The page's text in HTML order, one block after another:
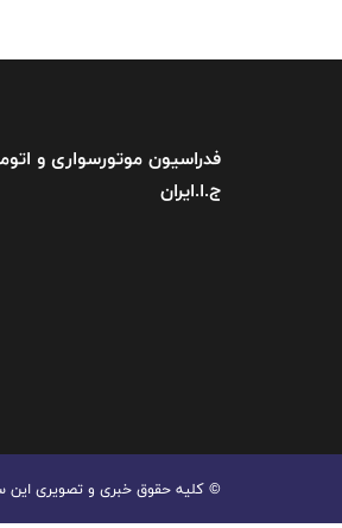
فدراسیون موتورسواری و
ج.ا.ایران
© کليه حقوق خبری و تصويری اين